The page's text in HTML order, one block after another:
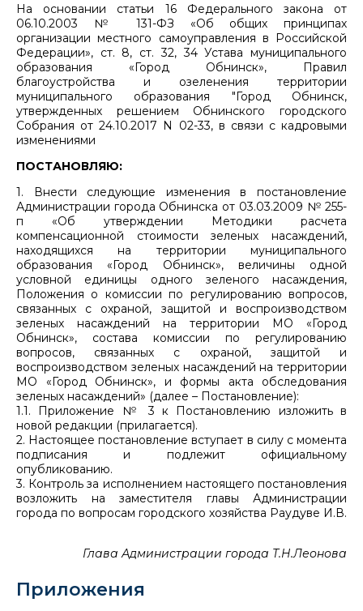
На основании статьи 16 Федерального закона от
06.10.2003 № 131-ФЗ «Об общих принципах
организации местного самоуправления в Российской
Федерации», ст. 8, ст. 32, 34 Устава муниципального
образования «Город Обнинск», Правил
благоустройства и озеленения территории
муниципального образования "Город Обнинск,
утвержденных решением Обнинского городского
Собрания от 24.10.2017 N 02-33, в связи с кадровыми
изменениями
ПОСТАНОВЛЯЮ:
1. Внести следующие изменения в постановление
Администрации города Обнинска от 03.03.2009 № 255-
п «Об утверждении Методики расчета
компенсационной стоимости зеленых насаждений,
находящихся на территории муниципального
образования «Город Обнинск», величины одной
условной единицы одного зеленого насаждения,
Положения о комиссии по регулированию вопросов,
связанных с охраной, защитой и воспроизводством
зеленых насаждений на территории МО «Город
Обнинск», состава комиссии по регулированию
вопросов, связанных с охраной, защитой и
воспроизводством зеленых насаждений на территории
МО «Город Обнинск», и формы акта обследования
зеленых насаждений» (далее – Постановление):
1.1. Приложение № 3 к Постановлению изложить в
новой редакции (прилагается).
2. Настоящее постановление вступает в силу с момента
подписания и подлежит официальному
опубликованию.
3. Контроль за исполнением настоящего постановления
возложить на заместителя главы Администрации
города по вопросам городского хозяйства Раудуве И.В.
Глава Администрации города Т.Н.Леонова
Приложения